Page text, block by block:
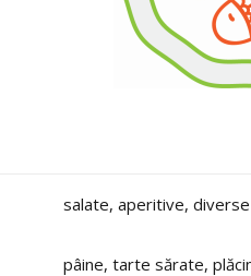
salate, aperitive, diverse
pâine, tarte sărate,